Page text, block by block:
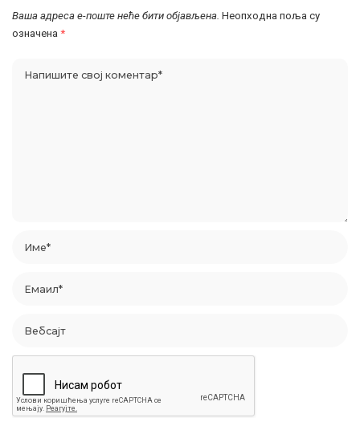
Ваша адреса е-поште неће бити објављена. Неопходна поља су
означена *